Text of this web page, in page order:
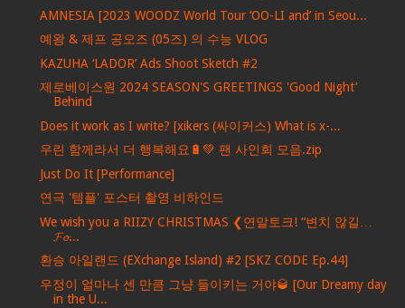
AMNESIA [2023 WOODZ World Tour ‘OO-LI and’ in Seou...
예왕 & 제프 공오즈 (05즈) 의 수능 VLOG
KAZUHA ‘LADOR’ Ads Shoot Sketch #2
제로베이스원 2024 SEASON'S GREETINGS 'Good Night’
Behind
Does it work as I write? [xikers (싸이커스) What is x-...
우린 함께라서 더 행복해요🔋💚 팬 사인회 모음.zip
Just Do It [Performance]
연극 '템플' 포스터 촬영 비하인드
We wish you a RIIZY CHRISTMAS ❮연말토크! “변치 않길…
𝓕𝓸...
환승 아일랜드 (EXchange Island) #2 [SKZ CODE Ep.44]
우정이 얼마나 센 만큼 그냥 들이키는 거야🥃 [Our Dreamy day
in the U...